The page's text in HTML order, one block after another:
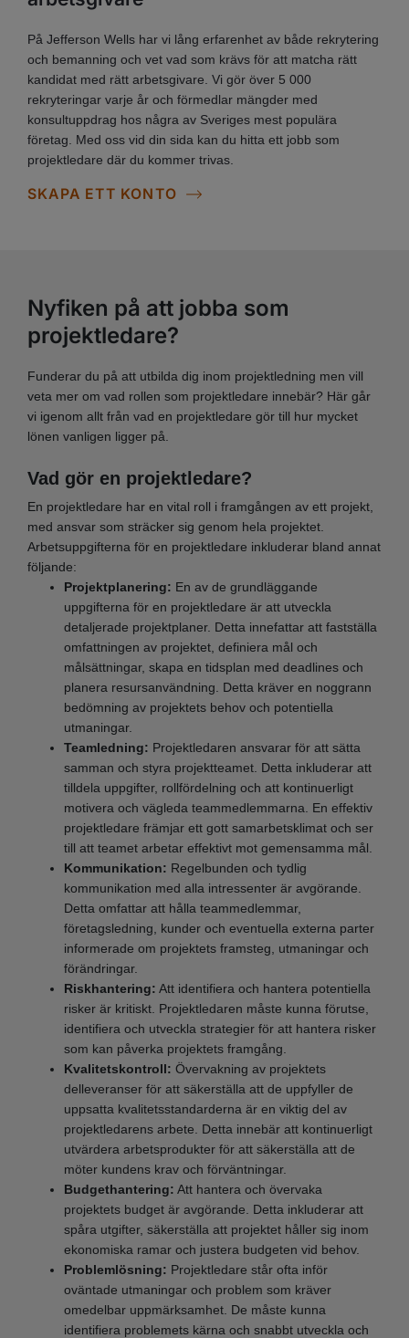
På Jefferson Wells har vi lång erfarenhet av både rekrytering
och bemanning och vet vad som krävs för att matcha rätt
kandidat med rätt arbetsgivare. Vi gör över 5 000
rekryteringar varje år och förmedlar mängder med
konsultuppdrag hos några av Sveriges mest populära
företag. Med oss vid din sida kan du hitta ett jobb som
projektledare där du kommer trivas.
SKAPA ETT KONTO
Nyfiken på att jobba som
projektledare?
Funderar du på att utbilda dig inom projektledning men vill
veta mer om vad rollen som projektledare innebär? Här går
vi igenom allt från vad en projektledare gör till hur mycket
lönen vanligen ligger på.
Vad gör en projektledare?
En projektledare har en vital roll i framgången av ett projekt,
med ansvar som sträcker sig genom hela projektet.
Arbetsuppgifterna för en projektledare inkluderar bland annat
följande:
Projektplanering: En av de grundläggande
uppgifterna för en projektledare är att utveckla
detaljerade projektplaner. Detta innefattar att fastställa
omfattningen av projektet, definiera mål och
målsättningar, skapa en tidsplan med deadlines och
planera resursanvändning. Detta kräver en noggrann
bedömning av projektets behov och potentiella
utmaningar.
Teamledning: Projektledaren ansvarar för att sätta
samman och styra projektteamet. Detta inkluderar att
tilldela uppgifter, rollfördelning och att kontinuerligt
motivera och vägleda teammedlemmarna. En effektiv
projektledare främjar ett gott samarbetsklimat och ser
till att teamet arbetar effektivt mot gemensamma mål.
Kommunikation: Regelbunden och tydlig
kommunikation med alla intressenter är avgörande.
Detta omfattar att hålla teammedlemmar,
företagsledning, kunder och eventuella externa parter
informerade om projektets framsteg, utmaningar och
förändringar.
Riskhantering: Att identifiera och hantera potentiella
risker är kritiskt. Projektledaren måste kunna förutse,
identifiera och utveckla strategier för att hantera risker
som kan påverka projektets framgång.
Kvalitetskontroll: Övervakning av projektets
delleveranser för att säkerställa att de uppfyller de
uppsatta kvalitetsstandarderna är en viktig del av
projektledarens arbete. Detta innebär att kontinuerligt
utvärdera arbetsprodukter för att säkerställa att de
möter kundens krav och förväntningar.
Budgethantering: Att hantera och övervaka
projektets budget är avgörande. Detta inkluderar att
spåra utgifter, säkerställa att projektet håller sig inom
ekonomiska ramar och justera budgeten vid behov.
Problemlösning: Projektledare står ofta inför
oväntade utmaningar och problem som kräver
omedelbar uppmärksamhet. De måste kunna
identifiera problemets kärna och snabbt utveckla och